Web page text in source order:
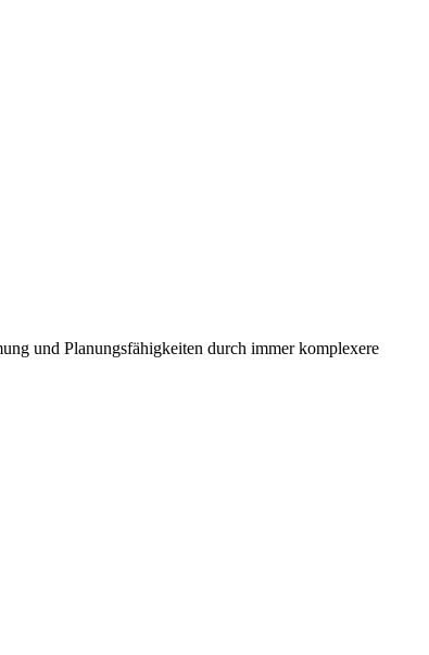
und Planungsfähigkeiten durch immer komplexere